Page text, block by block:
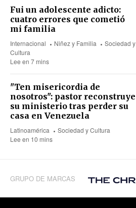
Fui un adolescente adicto:
cuatro errores que cometió
mi familia
Internacional Niñez y Familia
Sociedad y
Cultura
Lee en 7 mins
"Ten misericordia de
nosotros": pastor reconstruye
su ministerio tras perder su
casa en Venezuela
Latinoamérica
Sociedad y Cultura
Lee en 10 mins
GRUPO DE MARCAS